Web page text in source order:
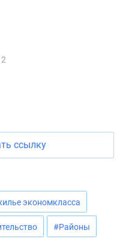
ссылку
экономкласса
#Районы